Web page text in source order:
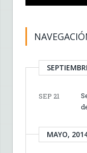
SEP 21
MAYO,